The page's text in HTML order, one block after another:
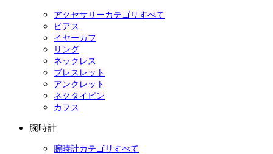
アクセサリーカテゴリすべて
ピアス
イヤーカフ
リング
ネックレス
ブレスレット
アンクレット
ネクタイピン
カフス
腕時計
腕時計カテゴリすべて